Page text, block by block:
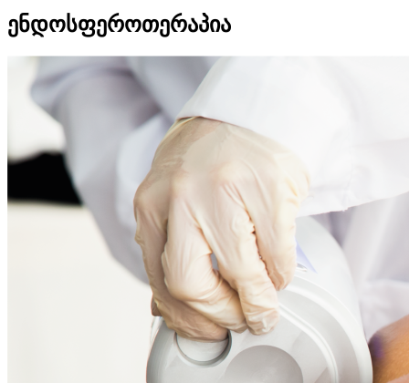
ენდოსფეროთერაპია